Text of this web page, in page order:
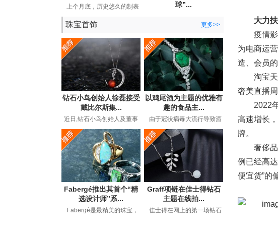
上个月底，历史悠久的制表
史中的专用工具表而...
球”...
（JamesBond）在长期的电
珠宝首饰 更多>>
钻石小鸟创始人徐磊接受
戴比尔斯集...
近日,钻石小鸟创始人及董事
专访,讲述了在后疫情时代下
如...
以鸡尾酒为主题的优雅有
趣的食品主...
由于冠状病毒大流行导致酒
有了全新的含义。过...
Fabergé推出其首个“精
选设计师”系...
Fabergé是最精美的珠宝，
Graff项链在佳士得钻石
主题在线拍...
佳士得在网上的第一场钻石
大力
疫情
为电商运
造、会员
淘宝
奢美直播
2022
高速增长
牌。
奢侈
例已经高
便宜货”的